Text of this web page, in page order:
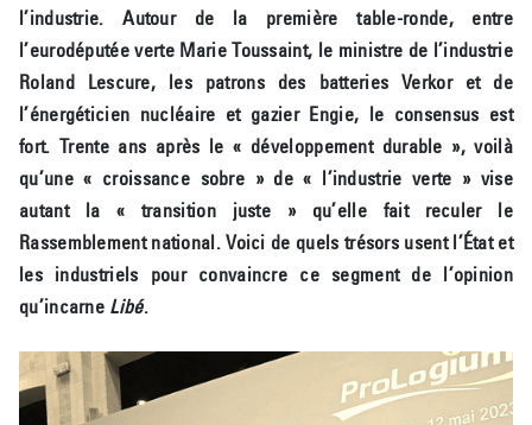
l’industrie. Autour de la première table-ronde, entre
l’eurodéputée verte Marie Toussaint, le ministre de l’industrie
Roland Lescure, les patrons des batteries Verkor et de
l’énergéticien nucléaire et gazier Engie, le consensus est
fort. Trente ans après le « développement durable », voilà
qu’une « croissance sobre » de « l’industrie verte » vise
autant la « transition juste » qu’elle fait reculer le
Rassemblement national. Voici de quels trésors usent l’État et
les industriels pour convaincre ce segment de l’opinion
qu’incarne Libé.